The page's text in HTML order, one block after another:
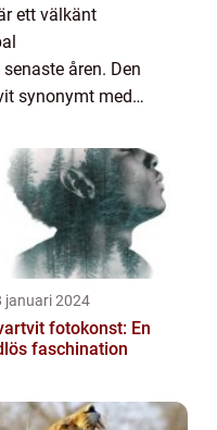
ett välkänt
åren. Den
synonymt med
kommer vi
januari 2024
fotokonst: En
faschination